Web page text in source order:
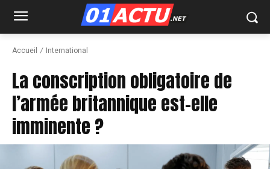
Accueil International
La conscription obligatoire de
l’armée britannique est-elle
imminente ?